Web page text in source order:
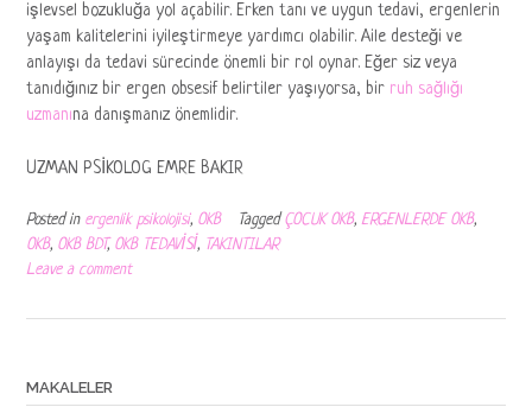
işlevsel bozukluğa yol açabilir. Erken tanı ve uygun tedavi, ergenlerin
yaşam kalitelerini iyileştirmeye yardımcı olabilir. Aile desteği ve
anlayışı da tedavi sürecinde önemli bir rol oynar. Eğer siz veya
tanıdığınız bir ergen obsesif belirtiler yaşıyorsa, bir ruh sağlığı
uzmanına danışmanız önemlidir.
UZMAN PSİKOLOG EMRE BAKIR
Posted in ergenlik psikolojisi, OKB Tagged ÇOCUK OKB, ERGENLERDE OKB,
OKB, OKB BDT, OKB TEDAVİSİ, TAKINTILAR
Leave a comment
MAKALELER